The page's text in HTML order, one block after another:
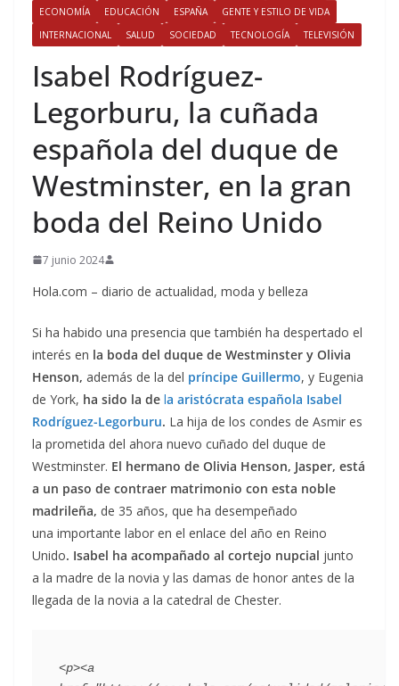
ECONOMÍA
EDUCACIÓN ESPAÑA
GENTE Y ESTILO DE VIDA
INTERNACIONAL
SALUD SOCIEDAD TECNOLOGÍA TELEVISIÓN
​Isabel Rodríguez-
Legorburu, la cuñada
española del duque de
Westminster, en la gran
boda del Reino Unido
7 junio 2024
Hola.com – diario de actualidad, moda y belleza
Si ha habido una presencia que también ha despertado el
interés en la boda del duque de Westminster y Olivia
Henson, además de la del príncipe Guillermo, y Eugenia
de York, ha sido la de la aristócrata española Isabel
Rodríguez-Legorburu. La hija de los condes de Asmir es
la prometida del ahora nuevo cuñado del duque de
Westminster. El hermano de Olivia Henson, Jasper, está
a un paso de contraer matrimonio con esta noble
madrileña, de 35 años, que ha desempeñado
una importante labor en el enlace del año en Reino
Unido. Isabel ha acompañado al cortejo nupcial junto
a la madre de la novia y las damas de honor antes de la
llegada de la novia a la catedral de Chester.
<p><a